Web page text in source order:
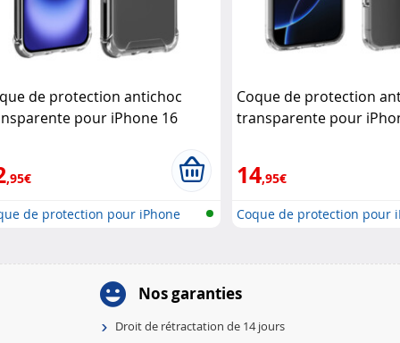
de protection antichoc
pour iPhone 16
,95€
de protection pour iPhone
Coque de protection
transparente pour
14,95€
Coque de protection pour
Nos garanties
Droit de rétractation de 14 jours